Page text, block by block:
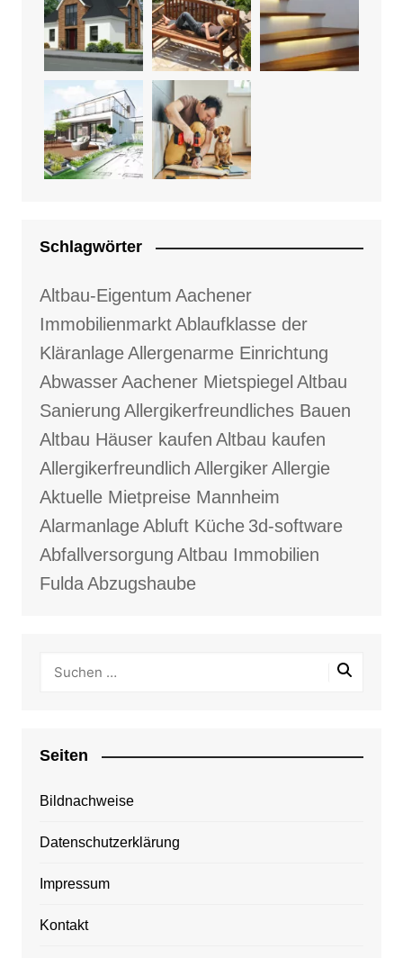
Schlagwörter
Altbau-Eigentum Aachener
ImmobilienmarktAblaufklasse der
KläranlageAllergenarme Einrichtung
AbwasserAachener Mietspiegel Altbau
Sanierung Allergikerfreundliches Bauen
Altbau Häuser kaufen Altbau kaufen
Allergikerfreundlich AllergikerAllergie
Aktuelle Mietpreise Mannheim
AlarmanlageAbluft Küche 3d-software
Abfallversorgung Altbau Immobilien
FuldaAbzugshaube
Seiten
Bildnachweise
Datenschutzerklärung
Impressum
Kontakt